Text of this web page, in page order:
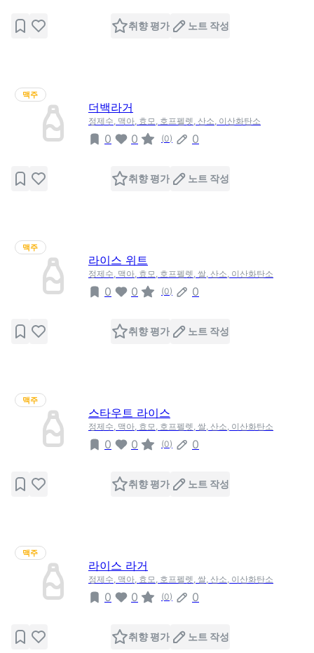
취향 평가 노트 작성
맥주
더백라거
정제수, 맥아, 효모, 호프펠렛, 산소, 이산화탄소
0 0 (0) 0
취향 평가 노트 작성
맥주
라이스 위트
정제수, 맥아, 효모, 호프펠렛, 쌀, 산소, 이산화탄소
0 0 (0) 0
취향 평가 노트 작성
맥주
스타우트 라이스
정제수, 맥아, 효모, 호프펠렛, 쌀, 산소, 이산화탄소
0 0 (0) 0
취향 평가 노트 작성
맥주
라이스 라거
정제수, 맥아, 효모, 호프펠렛, 쌀, 산소, 이산화탄소
0 0 (0) 0
취향 평가 노트 작성